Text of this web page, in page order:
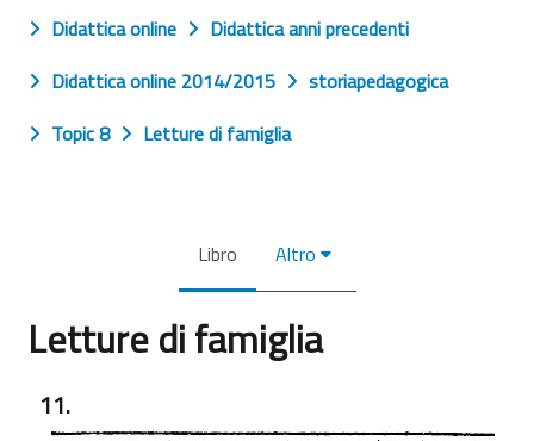
Didattica online
Didattica anni precedenti
Didattica online 2014/2015
storiapedagogica
Topic 8
Letture di famiglia
Libro Altro
Letture di famiglia
11.